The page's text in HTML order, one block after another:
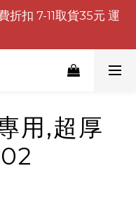
折扣 7-11取貨35元 運
用,超厚